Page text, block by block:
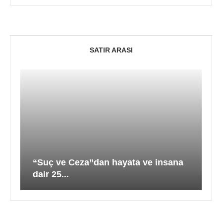
SATIR ARASI
“Suç ve Ceza”dan hayata ve insana
dair 25...